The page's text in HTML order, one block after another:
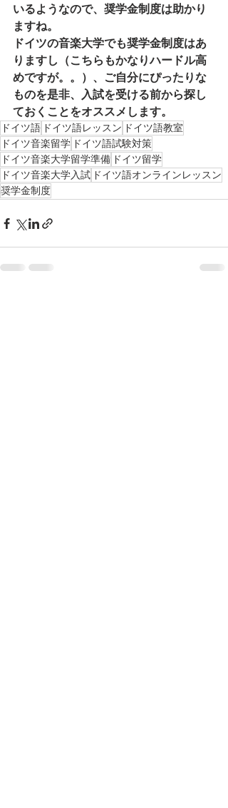
いるようなので、奨学金制度は助かり
ますね。
ドイツの音楽大学でも奨学金制度はあ
りますし（こちらもかなりハードル高
めですが。。）、ご自分にぴったりな
ものを是非、入試を受ける前から探し
ておくことをオススメします。
ドイツ語 ドイツ語レッスン ドイツ語教室
ドイツ音楽留学 ドイツ語試験対策
ドイツ音楽大学留学準備 ドイツ留学
ドイツ音楽大学入試 ドイツ語オンラインレッスン
奨学金制度